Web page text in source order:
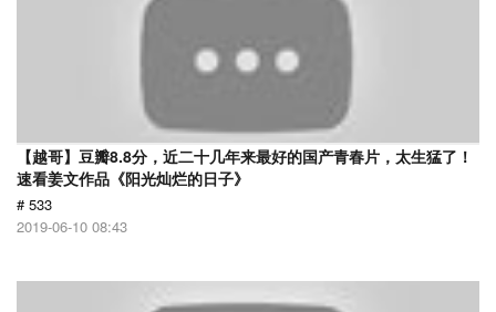
【越哥】豆瓣8.8分，近二十几年来最好的国产青春片，太生猛了！
速看姜文作品《阳光灿烂的日子》
# 533
2019-06-10 08:43